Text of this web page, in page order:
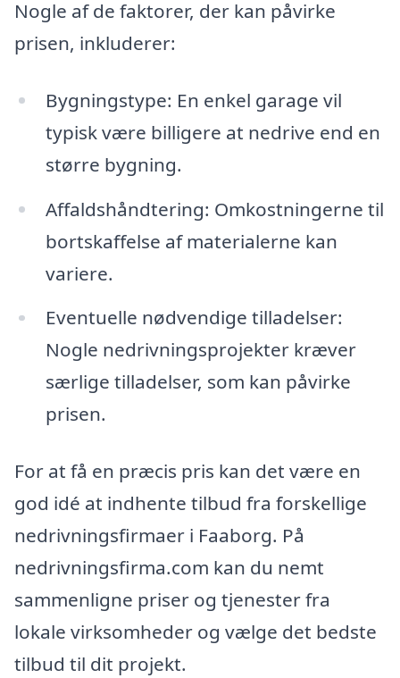
Nogle af de faktorer, der kan påvirke
prisen, inkluderer:
Bygningstype: En enkel garage vil
typisk være billigere at nedrive end en
større bygning.
Affaldshåndtering: Omkostningerne til
bortskaffelse af materialerne kan
variere.
Eventuelle nødvendige tilladelser:
Nogle nedrivningsprojekter kræver
særlige tilladelser, som kan påvirke
prisen.
For at få en præcis pris kan det være en
god idé at indhente tilbud fra forskellige
nedrivningsfirmaer i Faaborg. På
nedrivningsfirma.com kan du nemt
sammenligne priser og tjenester fra
lokale virksomheder og vælge det bedste
tilbud til dit projekt.